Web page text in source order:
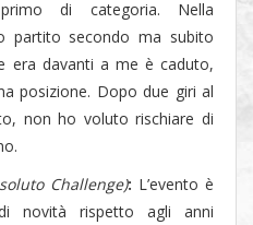
di categoria. Nella
partito secondo ma subito
era davanti a me è caduto,
posizione. Dopo due giri al
non ho voluto rischiare di
Challenge): L’evento è
novità rispetto agli anni